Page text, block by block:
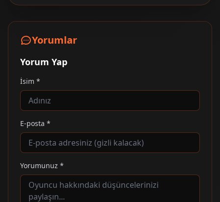
Yorumlar
Yorum Yap
İsim *
E-posta *
Yorumunuz *